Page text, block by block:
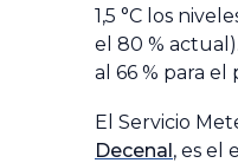
1,5 °C los
el 80 %
al 66 % para
El Servicio
Decenal, es el